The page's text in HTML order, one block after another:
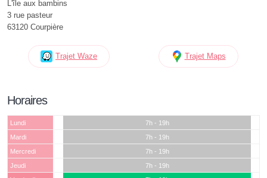
L'île aux bambins
3 rue pasteur
63120 Courpière
Trajet Waze Trajet Maps
Horaires
Lundi
7h - 19h
Mardi
7h - 19h
Mercredi
7h - 19h
Jeudi
7h - 19h